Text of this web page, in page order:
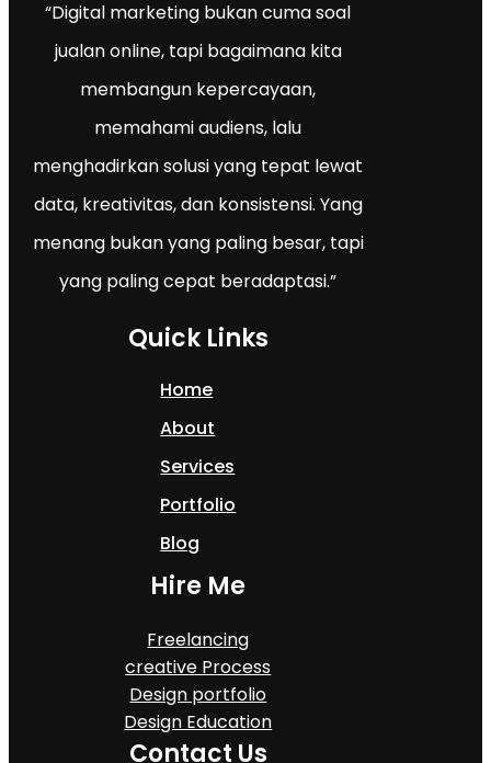
“Digital marketing bukan cuma soal
jualan online, tapi bagaimana kita
membangun kepercayaan,
memahami audiens, lalu
menghadirkan solusi yang tepat lewat
data, kreativitas, dan konsistensi. Yang
menang bukan yang paling besar, tapi
yang paling cepat beradaptasi.”
Quick Links
Home
About
Services
Portfolio
Blog
Hire Me
Freelancing
creative Process
Design portfolio
Design Education
Contact Us